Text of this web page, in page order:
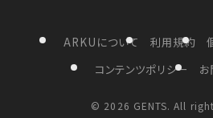
ARKUについて 利用規約
コンテンツポリシー
© 2026 GENTS. All